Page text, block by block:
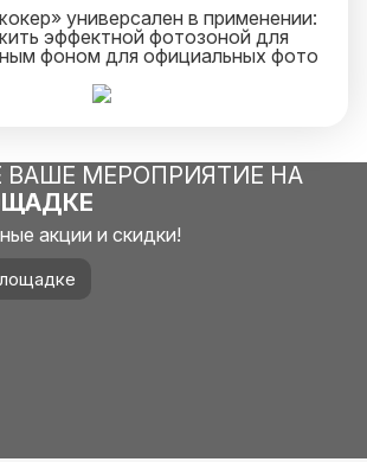
универсален в применении:
эффектной фотозоной для
фоном для официальных фото
для размещения логотипов
стиль компании и создать
впечатление. Конструкция
сборкой и демонтажем, не
инструментов и
технического сопровождения,
с плотным графиком
ВАШЕ МЕРОПРИЯТИЕ НА
акции и скидки!